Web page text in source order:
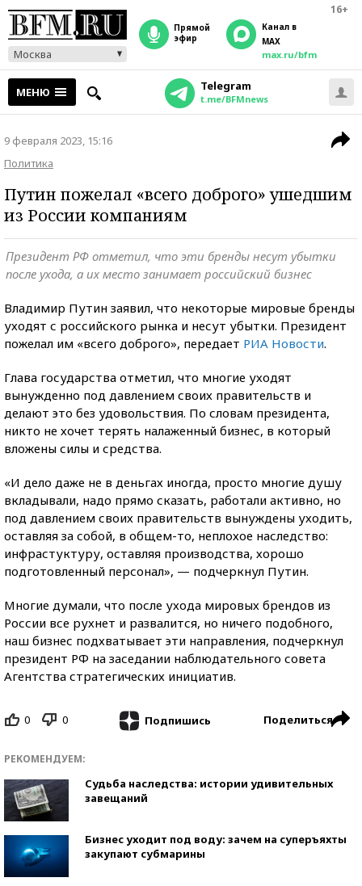
16+
Москва
прямой
эфир
Канал в
MAX
max.ru/bfm
МЕНЮ Telegram
t.me/BFMnews
9 февраля 2023, 15:16
Политика
Путин пожелал «всего доброго» ушедшим
из России компаниям
Президент РФ отметил, что эти бренды несут убытки
после ухода, а их место занимает российский бизнес
Владимир Путин заявил, что некоторые мировые бренды
уходят с российского рынка и несут убытки. Президент
пожелал им «всего доброго», передает РИА Новости.
Глава государства отметил, что многие уходят
вынужденно под давлением своих правительств и
делают это без удовольствия. По словам президента,
никто не хочет терять налаженный бизнес, в который
вложены силы и средства.
«И дело даже не в деньгах иногда, просто многие душу
вкладывали, надо прямо сказать, работали активно, но
под давлением своих правительств вынуждены уходить,
оставляя за собой, в общем-то, неплохое наследство:
инфрастуктуру, оставляя производства, хорошо
подготовленный персонал», — подчеркнул Путин.
Многие думали, что после ухода мировых брендов из
России все рухнет и развалится, но ничего подобного,
наш бизнес подхватывает эти направления, подчеркнул
президент РФ на заседании наблюдательного совета
Агентства стратегических инициатив.
0 0 Подпишись Поделиться
РЕКОМЕНДУЕМ:
Судьба наследства: истории удивительных
завещаний
Бизнес уходит под воду: зачем на суперъяхты
закупают субмарины